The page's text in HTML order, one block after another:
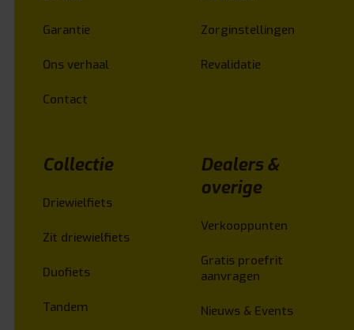
Garantie
Ons verhaal
Contact
Zorginstellingen
Revalidatie
Collectie
Driewielfiets
Zit driewielfiets
Duofiets
Tandem
Dealers &
overige
Verkooppunten
Gratis proefrit
aanvragen
Nieuws & Events